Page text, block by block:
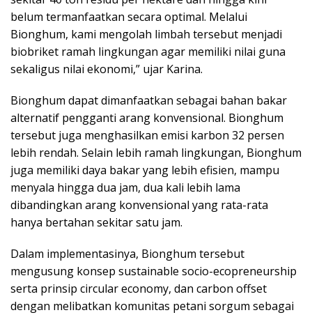
belum termanfaatkan secara optimal. Melalui
Bionghum, kami mengolah limbah tersebut menjadi
biobriket ramah lingkungan agar memiliki nilai guna
sekaligus nilai ekonomi,” ujar Karina.
Bionghum dapat dimanfaatkan sebagai bahan bakar
alternatif pengganti arang konvensional. Bionghum
tersebut juga menghasilkan emisi karbon 32 persen
lebih rendah. Selain lebih ramah lingkungan, Bionghum
juga memiliki daya bakar yang lebih efisien, mampu
menyala hingga dua jam, dua kali lebih lama
dibandingkan arang konvensional yang rata-rata
hanya bertahan sekitar satu jam.
Dalam implementasinya, Bionghum tersebut
mengusung konsep sustainable socio-ecopreneurship
serta prinsip circular economy, dan carbon offset
dengan melibatkan komunitas petani sorgum sebagai